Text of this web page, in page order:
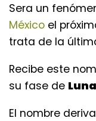
Sera un
México el
trata de la
Recibe este
su fase de
El nombre